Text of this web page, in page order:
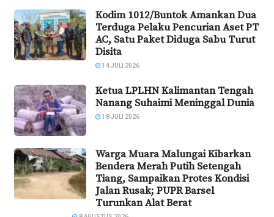
Kodim 1012/Buntok Amankan Dua
Terduga Pelaku Pencurian Aset PT
AC, Satu Paket Diduga Sabu Turut
Disita
14 JULI 2026
Ketua LPLHN Kalimantan Tengah
Nanang Suhaimi Meninggal Dunia
18 JULI 2026
Warga Muara Malungai Kibarkan
Bendera Merah Putih Setengah
Tiang, Sampaikan Protes Kondisi
Jalan Rusak; PUPR Barsel
Turunkan Alat Berat